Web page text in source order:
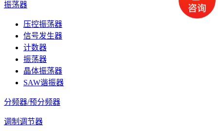
振荡器
压控振荡器
信号发生器
计数器
振荡器
晶体振荡器
SAW谐振器
分频器/预分频器
调制调节器